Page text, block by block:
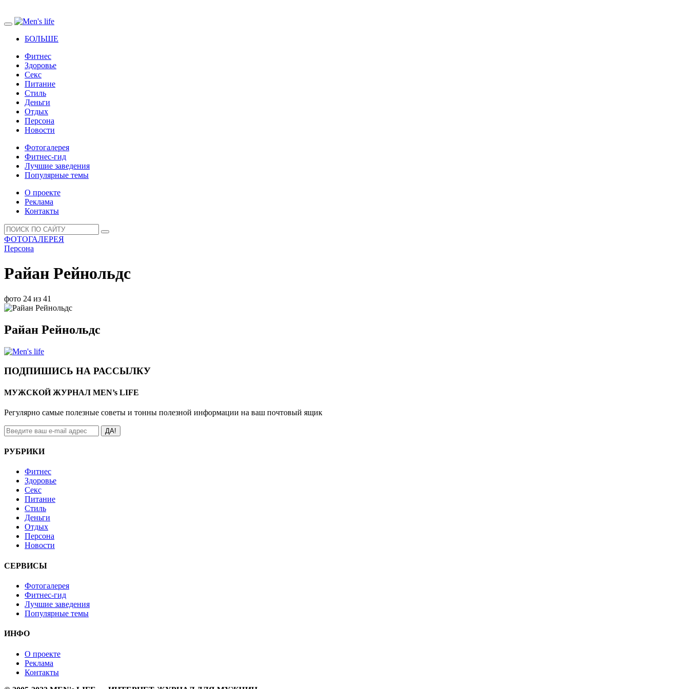
БОЛЬШЕ
Фитнес
Здоровье
Секс
Питание
Стиль
Деньги
Отдых
Персона
Новости
Фотогалерея
Фитнес-гид
Лучшие заведения
Популярные темы
О проекте
Реклама
Контакты
ФОТОГАЛЕРЕЯ
Персона
Райан Рейнольдс
фото 24 из 41
Райан Рейнольдс
ПОДПИШИСЬ НА РАССЫЛКУ
МУЖСКОЙ ЖУРНАЛ MEN’s LIFE
Регулярно самые полезные советы и тонны полезной информации на ваш почтовый ящик
ДА!
РУБРИКИ
Фитнес
Здоровье
Секс
Питание
Стиль
Деньги
Отдых
Персона
Новости
СЕРВИСЫ
Фотогалерея
Фитнес-гид
Лучшие заведения
Популярные темы
ИНФО
О проекте
Реклама
Контакты